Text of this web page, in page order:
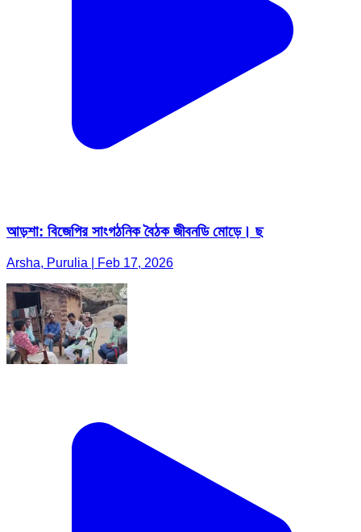
আড়শা: বিজেপির সাংগঠনিক বৈঠক জীবনডি মোড়ে। ছ
Arsha, Purulia | Feb 17, 2026